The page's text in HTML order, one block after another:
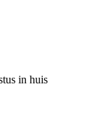
in huis